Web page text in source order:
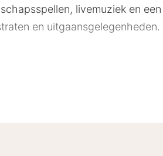
livemuziek en
en uitgaansgelegenheden.
eigen douche en toilet en je